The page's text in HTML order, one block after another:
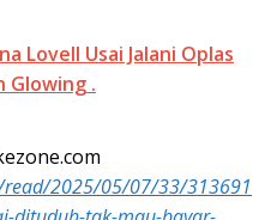
Lovell Usai Jalani Oplas
Glowing .
2025/05/07/33/313691